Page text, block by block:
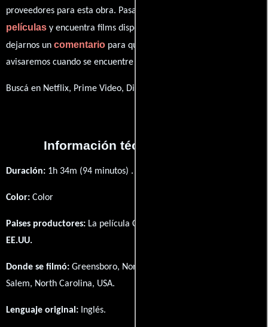
proveedores para esta obra. Pasa por nuestro catálogo de
películas y encuentra films disponibles. También puedes
dejarnos un comentario para que le demos prioridad y te
avisaremos cuando se encuentre disponible
Buscá en Netflix, Prime Video, Disney+
Información técnica y general
Duración: 1h 34m (94 minutos) .
Color: Color
Paises productores: La película Chicks 101 fué producida en
EE.UU.
Donde se filmó: Greensboro, North Carolina, USA y Winston-
Salem, North Carolina, USA.
Lenguaje original: Inglés.